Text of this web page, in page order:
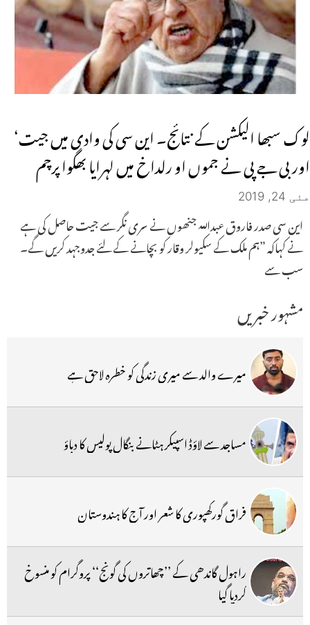
لوک سبھا الیکشن کے نتائج۔ این سی کی وادی میں جیت‘
اور بی جے پی نے جموں او رلداخ میں لہرایا بھگوا پرچم
مئی 24, 2019
این سی صدر فاروق عبداللہ جنھوں نے سری نگر سے جیت حاصل کی ہے
نے کہاکہ ”ہم ملک کے سکیولر وقار کو بچانے کے لئے جدوجہد کریں گے۔
سب سے
مشہور خبریں
میرے والد سے میری زندگی کو خطرہ لاحق ہے
مساجد سے لاؤڈ اسپیکر ہٹانے بنگال پولیس کا دباؤ
فراق گورکھپوری کا شعر اور آج کا ہندوستان
راہول گاندھی کے ’’چھاتروں کی گونج‘‘ پروگرام کو منسوخ
کردیا گیا